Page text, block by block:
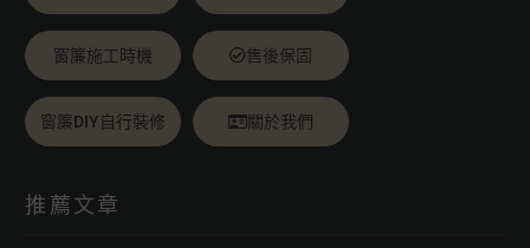
窗簾施工時機 售後保固
窗簾DIY自行裝修 關於我們
推薦文章